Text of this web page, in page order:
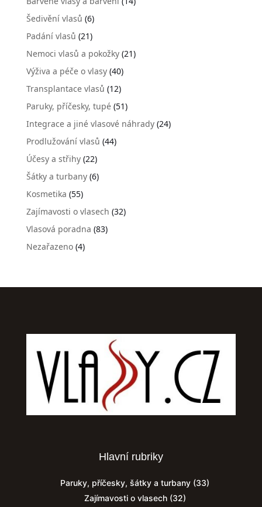
Šedivění vlasů (6)
Padání vlasů (21)
Nemoci vlasů a pokožky(21)
Výživa a péče o vlasy(40)
Transplantace vlasů (12)
Paruky, příčesky, tupé(51)
Integrace a jiné vlasové náhrady(24)
Prodlužování vlasů (44)
Účesy a střihy(22)
Šátky a turbany(6)
Kosmetika (55)
Zajímavosti o vlasech (32)
Vlasová poradna (83)
Nezařazeno(4)
Hlavní rubriky
Paruky, příčesky, šátky a turbany (33)
Zajímavosti o vlasech(32)